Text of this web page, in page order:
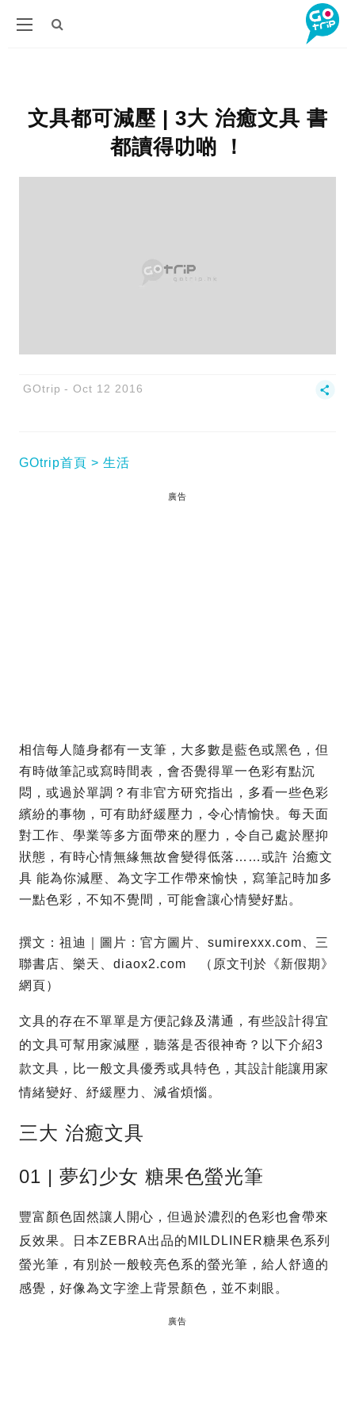
文具都可減壓 | 3大 治癒文具 書
都讀得叻啲 ！
GOtrip Oct 12 2016
GOtrip首頁 生活
廣告
相信每人隨身都有一支筆，大多數是藍色或黑色，但
有時做筆記或寫時間表，會否覺得單一色彩有點沉
悶，或過於單調？有非官方研究指出，多看一些色彩
繽紛的事物，可有助紓緩壓力，令心情愉快。每天面
對工作、學業等多方面帶來的壓力，令自己處於壓抑
狀態，有時心情無緣無故會變得低落……或許 治癒文
具 能為你減壓、為文字工作帶來愉快，寫筆記時加多
一點色彩，不知不覺間，可能會讓心情變好點。
撰文：祖迪｜圖片：官方圖片、sumirexxx.com、三
聯書店、樂天、diaox2.com （原文刊於《新假期》
網頁）
文具的存在不單單是方便記錄及溝通，有些設計得宜
的文具可幫用家減壓，聽落是否很神奇？以下介紹3
款文具，比一般文具優秀或具特色，其設計能讓用家
情緒變好、紓緩壓力、減省煩惱。
三大 治癒文具
01 | 夢幻少女 糖果色螢光筆
豐富顏色固然讓人開心，但過於濃烈的色彩也會帶來
反效果。日本ZEBRA出品的MILDLINER糖果色系列
螢光筆，有別於一般較亮色系的螢光筆，給人舒適的
感覺，好像為文字塗上背景顏色，並不刺眼。
廣告